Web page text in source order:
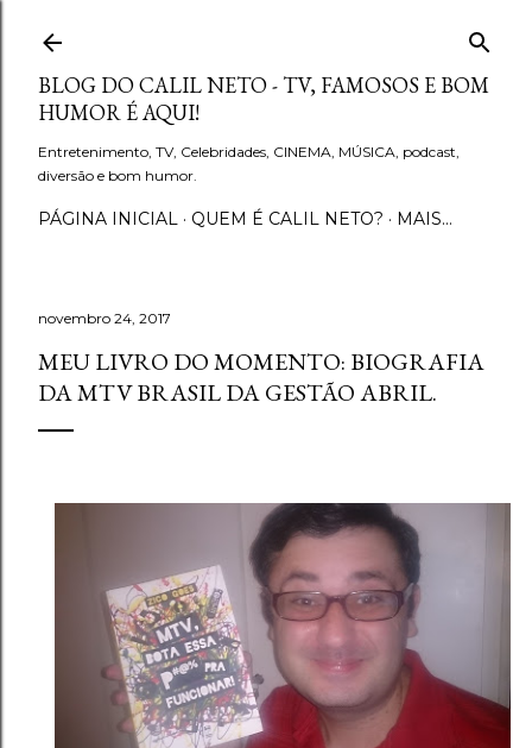
Pular para o conteúdo principal
BLOG DO CALIL NETO - TV, FAMOSOS E BOM
HUMOR É AQUI!
Entretenimento, TV, Celebridades, CINEMA, MÚSICA, podcast,
diversão e bom humor.
PÁGINA INICIAL QUEM É CALIL NETO? MAIS…
novembro 24, 2017
MEU LIVRO DO MOMENTO: BIOGRAFIA
DA MTV BRASIL DA GESTÃO ABRIL.